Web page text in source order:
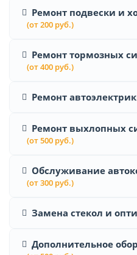
Ремонт подвески и
(от 200 руб.)
Ремонт тормозных
(от 400 руб.)
Ремонт
Ремонт выхлопных
(от 500 руб.)
Обслуживание
(от 300 руб.)
Замена стекол и
Дополнительное